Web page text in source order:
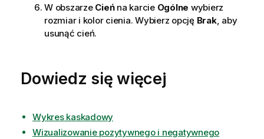
W obszarze Cieńna karcie Ogólne wybierz
rozmiar i kolor cienia. Wybierz opcję Brak, aby
usunąć cień.
Dowiedz się więcej
Wykres kaskadowy
Wizualizowanie pozytywnego i negatywnego